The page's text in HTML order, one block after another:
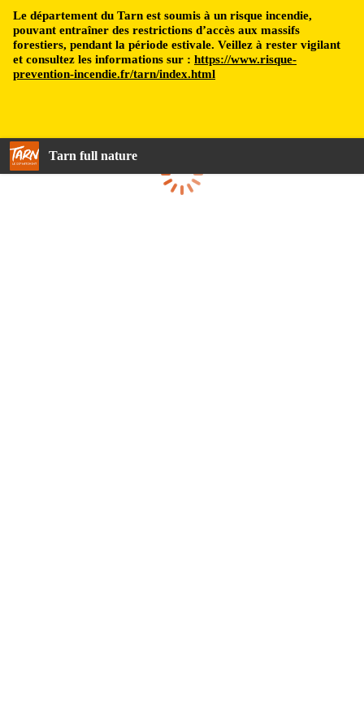
Le département du Tarn est soumis à un risque incendie,
pouvant entraîner des restrictions d’accès aux massifs
forestiers, pendant la période estivale. Veillez à rester vigilant
et consultez les informations sur : https://www.risque-
prevention-incendie.fr/tarn/index.html
Tarn full nature
Loading